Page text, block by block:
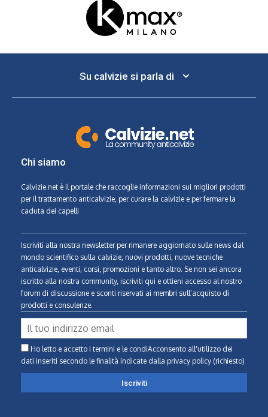
Su calvizie si parla di
Chi siamo
Calvizie.net è il portale che raccoglie informazioni sui migliori prodotti
per il trattamento anticalvizie, per curare la calvizie e per fermare la
caduta dei capelli
Iscriviti alla nostra newsletter per rimanere aggiornato sulle news dal
mondo scientifico sulla calvizie, nuovi prodotti, nuove tecniche
anticalvizie, eventi, corsi, promozioni e tanto altro. Se non sei ancora
iscritto alla nostra community, iscriviti qui e ottieni accesso al nostro
forum di discussione e sconti riservati ai membri sull’acquisto di
prodotti e consulenze.
Ho letto e accetto i termini e le condiAcconsento all'utilizzo dei
dati inseriti secondo le finalità indicate dalla privacy policy (richiesto)